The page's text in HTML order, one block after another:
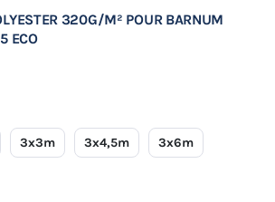
320G/M² POUR BARNUM
ECO
3x3m 3x4,5m 3x6m